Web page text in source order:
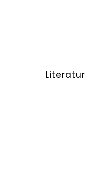
Literatur